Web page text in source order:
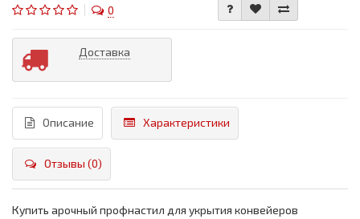
0
Доставка
Описание Характеристики
Отзывы (0)
Купить арочный профнастил для укрытия конвейеров